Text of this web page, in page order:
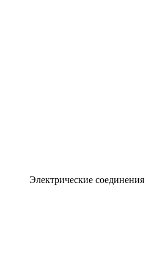
Электрические соединения